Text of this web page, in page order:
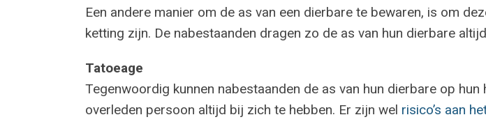
Een andere manier om de as van een dierbare te bewaren, is om
ketting zijn. De nabestaanden dragen zo de as van hun dierbare
Tatoeage
Tegenwoordig kunnen nabestaanden de as van hun dierbare op
overleden persoon altijd bij zich te hebben. Er zijn wel risico’s aan